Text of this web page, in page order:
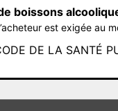
boissons
est exigée au
DE LA SANTÉ